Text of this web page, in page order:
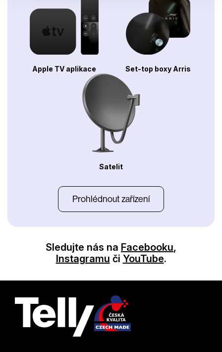
Apple TV aplikace Set-top boxy Arris
Satelit
Prohlédnout zařízení
Sledujte nás na Facebooku,
Instagramu či YouTube.